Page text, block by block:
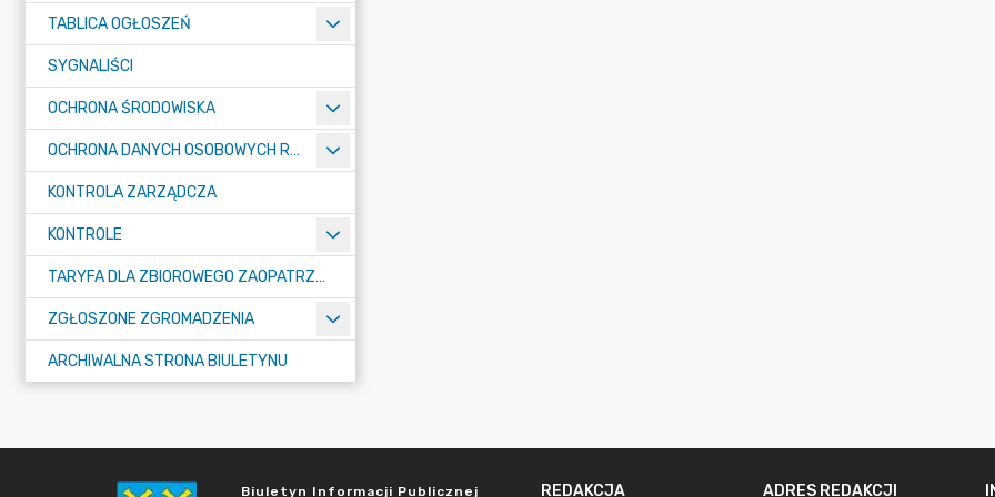
TABLICA OGŁOSZEŃ
SYGNALIŚCI
OCHRONA ŚRODOWISKA
OCHRONA DANYCH OSOBOWYCH RODO
KONTROLA ZARZĄDCZA
KONTROLE
TARYFA DLA ZBIOROWEGO ZAOPATRZENIA W WODĘ I ZBIOROWEGO ODPROWADZANIA ŚCIEKÓW
ZGŁOSZONE ZGROMADZENIA
ARCHIWALNA STRONA BIULETYNU
Biuletyn Informacji Publicznej REDAKCJA ADRES REDAKCJI